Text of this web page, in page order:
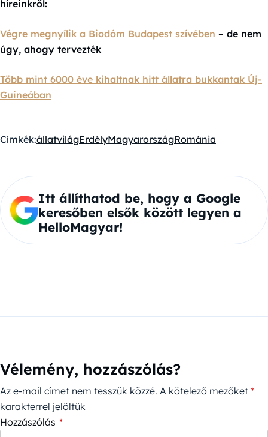
híreinkről:
Végre megnyílik a Biodóm Budapest szívében – de nem
úgy, ahogy tervezték
Több mint 6000 éve kihaltnak hitt állatra bukkantak Új-
Guineában
Címkék:állatvilágErdélyMagyarországRománia
Itt állíthatod be, hogy a Google
keresőben elsők között legyen a
HelloMagyar!
Vélemény, hozzászólás?
Az e-mail címet nem tesszük közzé. A kötelező mezőket *
karakterrel jelöltük
Hozzászólás *